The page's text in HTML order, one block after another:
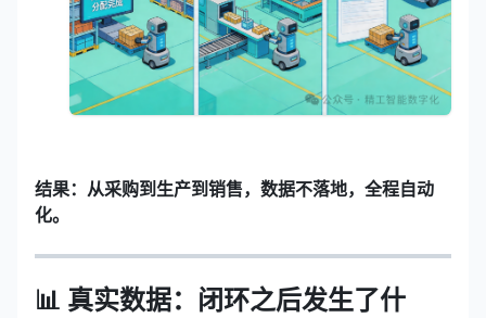
结果：从采购到生产到销售，数据不落地，全程自动
化。
📊 真实数据：闭环之后发生了什